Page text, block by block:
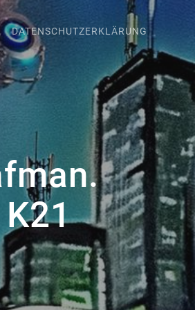
DATENSCHUTZERKLÄRUNG